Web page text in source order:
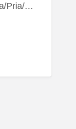
Kost Cowok/Putra/Pria/Mahasiswa/Karyawan SIngle eksklusif bangunan baru